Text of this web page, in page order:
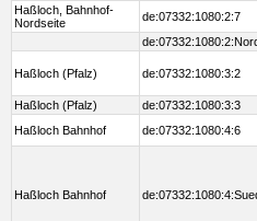
Haßloch, Bahnhof-
Nordseite
de:07332:1080:2:7
Haßloch (Pfalz) de:07332:1080:3:2
Haßloch (Pfalz)
de:07332:1080:3:3
Haßloch Bahnhof
de:07332:1080:4:6
Haßloch Bahnhof